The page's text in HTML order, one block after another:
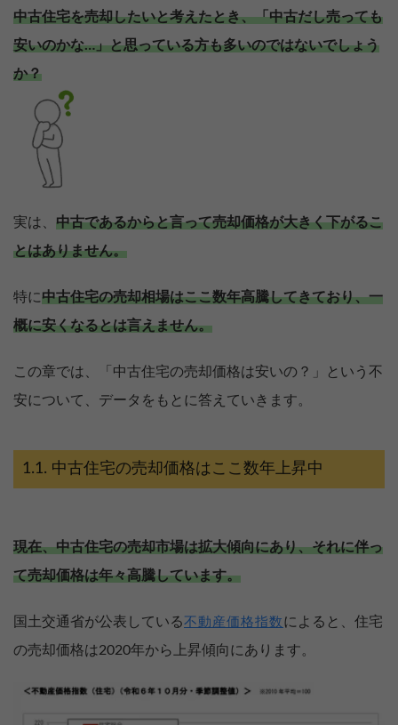
中古住宅を売却したいと考えたとき、「中古だし売っても
安いのかな…」と思っている方も多いのではないでしょう
か？
実は、 中古であるからと言って売却価格が大きく下がるこ
とはありません。
特に中古住宅の売却相場はここ数年高騰してきており、一
概に安くなるとは言えません。
この章では、「中古住宅の売却価格は安いの？」という不
安について、データをもとに答えていきます。
中古住宅の売却価格はここ数年上昇中
現在、中古住宅の売却市場は拡大傾向にあり、それに伴っ
て売却価格は年々高騰しています。
国土交通省が公表している不動産価格指数 によると、住宅
の売却価格は2020年から上昇傾向にあります。